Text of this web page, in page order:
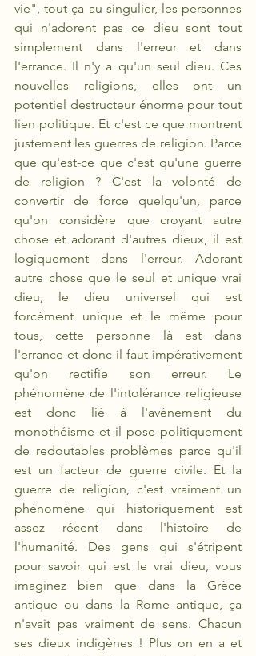
vie", tout ça au singulier, les personnes
qui n'adorent pas ce dieu sont tout
simplement dans l'erreur et dans
l'errance. Il n'y a qu'un seul dieu. Ces
nouvelles religions, elles ont un
potentiel destructeur énorme pour tout
lien politique. Et c'est ce que montrent
justement les guerres de religion. Parce
que qu'est-ce que c'est qu'une guerre
de religion ? C'est la volonté de
convertir de force quelqu'un, parce
qu'on considère que croyant autre
chose et adorant d'autres dieux, il est
logiquement dans l'erreur. Adorant
autre chose que le seul et unique vrai
dieu, le dieu universel qui est
forcément unique et le même pour
tous, cette personne là est dans
l'errance et donc il faut impérativement
qu'on rectifie son erreur. Le
phénomène de l'intolérance religieuse
est donc lié à l'avènement du
monothéisme et il pose politiquement
de redoutables problèmes parce qu'il
est un facteur de guerre civile. Et la
guerre de religion, c'est vraiment un
phénomène qui historiquement est
assez récent dans l'histoire de
l'humanité. Des gens qui s'étripent
pour savoir qui est le vrai dieu, vous
imaginez bien que dans la Grèce
antique ou dans la Rome antique, ça
n'avait pas vraiment de sens. Chacun
ses dieux indigènes ! Plus on en a et